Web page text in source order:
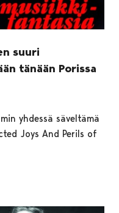
suuri
tänään Porissa
yhdessä säveltämä
Joys And Perils of